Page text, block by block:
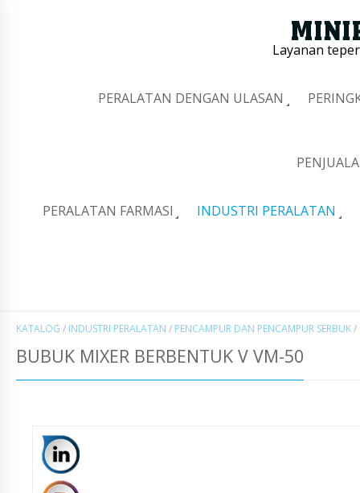
Layanan
PERALATAN DENGAN ULASAN
PERALATAN FARMASI INDUSTRI PERALATAN
KATALOG / INDUSTRI PERALATAN / PENCAMPUR DAN PENCAMPUR SERBUK/
BUBUK MIXER BERBENTUK V VM-50